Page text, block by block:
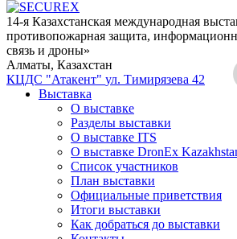
14-я Казахстанская международная
противопожарная защита,
связь и дроны»
Алматы, Казахстан
КЦДС "Атакент" ул. Тимирязева 42
Выставка
О выставке
Разделы выставки
О выставке ITS
О выставке DronEx
Список участников
План выставки
Официальные приветствия
Итоги выставки
Как добраться до выставки